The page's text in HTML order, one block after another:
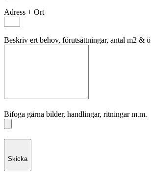
Adress + Ort
Beskriv ert behov, förutsättningar, antal m2 &
Bifoga gärna bilder, handlingar, ritningar m.m.
Skicka